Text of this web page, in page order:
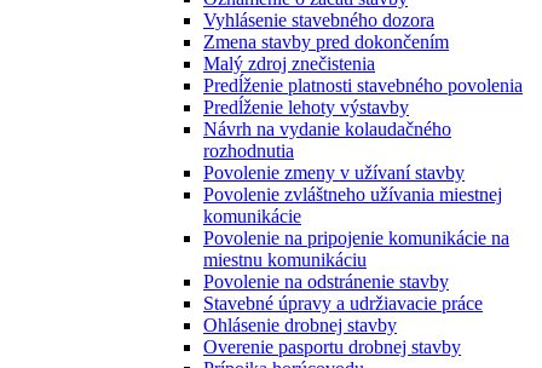
Vyhlásenie stavebného dozora
Zmena stavby pred dokončením
Malý zdroj znečistenia
Predĺženie platnosti stavebného povolenia
Predĺženie lehoty výstavby
Návrh na vydanie kolaudačného
rozhodnutia
Povolenie zmeny v užívaní stavby
Povolenie zvláštneho užívania miestnej
komunikácie
Povolenie na pripojenie komunikácie na
miestnu komunikáciu
Povolenie na odstránenie stavby
Stavebné úpravy a udržiavacie práce
Ohlásenie drobnej stavby
Overenie pasportu drobnej stavby